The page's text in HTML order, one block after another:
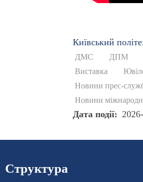
Київський
ДМС
ДПМ
Виставка
Новини прес-
Новини
Дата події
Структура